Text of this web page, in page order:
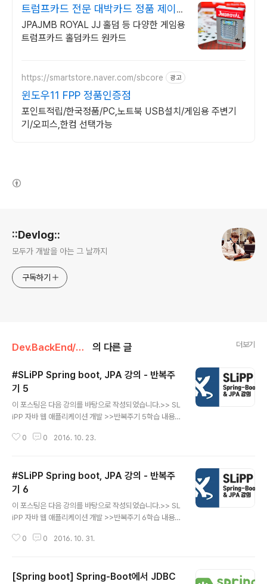
트럼프카드 전문 대박카드 정품 제이엠
비 로얄 판매점
JPAJMB ROYAL JJ 홀덤 등 다양한 게임용
트럼프카드 홀덤카드 원카드
https://smartstore.naver.com/sbcore 광고
윈도우11 FPP 정품인증점
포인트적립/한국정품/PC,노트북 USB설치/게임용 주변기
기/오피스,한컴 선택가능
::Devlog::
모두가 개발을 아는 그 날까지
구독하기
Dev.BackEnd/Spring Boot 의 다른 글 더보기
#SLiPP Spring boot, JPA 강의 - 반복주
기 5
이 포스팅은 다음 강의를 바탕으로 작성되었습니다.>> SL
iPP 자바 웹 애플리케이션 개발 >>반복주기 5학습 내용 1.
3. 질문 상세보기 기능 / 질문 수정 및 삭제 기능 구현 - Pu
질문 간의 관계 매핑 JPA에서도 데이터베이스의 개념인
릴레이션 간의 관계를 설정할 수 있다. SQL 문을 사용했을
때와 다른 점은 테이블과 테이블의 관계를 객체 상에서 설
정해주는 것 뿐이다. Question 객체와 User 객체가 관계
어떠한 관계인가를 따..
0 0 2016. 10. 23.
#SLiPP Spring boot, JPA 강의 - 반복주
기 6
이 포스팅은 다음 강의를 바탕으로 작성되었습니다.>> SL
iPP 자바 웹 애플리케이션 개발 >>반복주기 6학습 내용A
삭제 기능 구현질문 목록에 답변 수 보여주기 기능 추가 중
와 클라이언트가 데이터를 주고 받는 방식은 다음과 같다.
0 0 2016. 10. 31.
[Spring boot] Spring-Boot에서 JDBC